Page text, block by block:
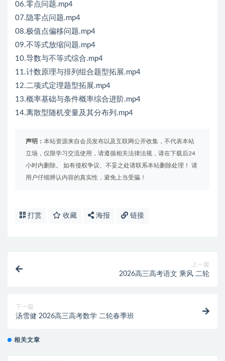
06.零点问题.mp4
07.隐零点问题.mp4
08.极值点偏移问题.mp4
09.不等式放缩问题.mp4
10.导数与不等式综合.mp4
11.计数原理与排列组合题型拓展.mp4
12.二项式定理题型拓展.mp4
13.概率基础与条件概率综合进阶.mp4
14.离散型随机变量及其分布列.mp4
声明： 本站资源来自会员发布以及互联网公开收集，不代表本站
立场，仅限学习交流使用，请遵循相关法律法规，请在下载后24
小时内删除。 如有侵权争议、不妥之处请联系本站删除处理！ 请
用户仔细辨认内容的真实性，避免上当受骗！
打赏 收藏 海报 链接
上一篇
2026高三高考语文 乘风 二轮
下一篇
汤雪健 2026高三高考数学 二轮春季班
相关文章